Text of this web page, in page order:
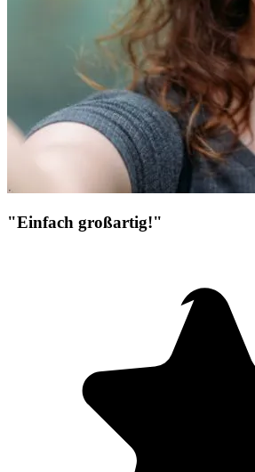
"Einfach großartig!"